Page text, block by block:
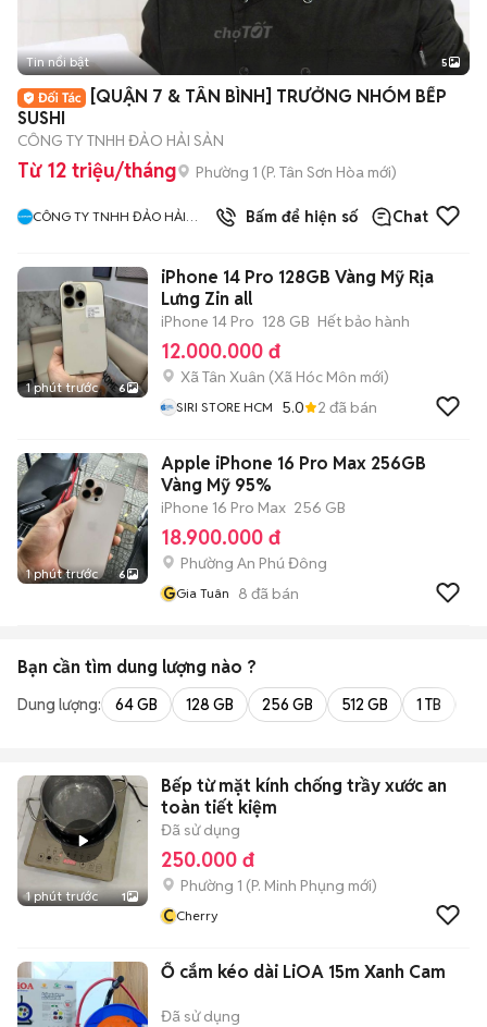
Tin nổi bật 5
[QUẬN 7 & TÂN BÌNH] TRƯỞNG NHÓM BẾP
SUSHI
CÔNG TY TNHH ĐẢO HẢI SẢN
Từ 12 triệu/tháng Phường 1 (P. Tân Sơn Hòa mới)
CÔNG TY TNHH ĐẢO HẢI
10đã bán
Bấm để hiện số Chat
1 phút trước 6
iPhone 14 Pro 128GB Vàng Mỹ Rịa
Lưng Zin all
iPhone 14 Pro 128 GB Hết bảo hành
12.000.000 đ
Xã Tân Xuân (Xã Hóc Môn mới)
SIRI STORE HCM 5.0 2 đã bán
1 phút trước 6
Apple iPhone 16 Pro Max 256GB
Vàng Mỹ 95%
iPhone 16 Pro Max 256 GB
18.900.000 đ
Phường An Phú Đông
GGia Tuân 8 đã bán
Bạn cần tìm dung lượng nào ?
Dung lượng: 64 GB 128 GB 256 GB 512 GB 1 TB
1 phút trước 1
Bếp từ mặt kính chống trầy xước an
toàn tiết kiệm
Đã sử dụng
250.000 đ
Phường 1 (P. Minh Phụng mới)
CCherry
Ổ cắm kéo dài LiOA 15m Xanh Cam
Đã sử dụng